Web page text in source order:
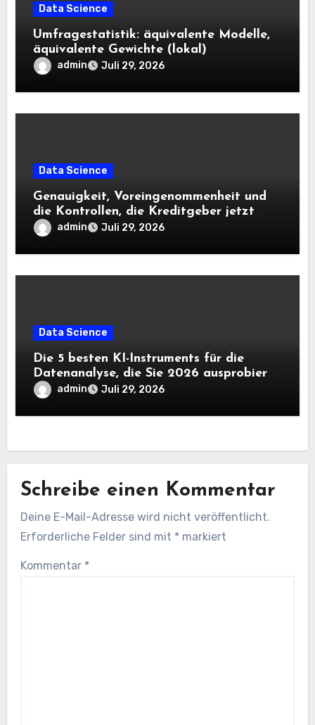
Data Science
Umfragestatistik: äquivalente Modelle,
äquivalente Gewichte (lokal)
admin Juli 29, 2026
Data Science
Genauigkeit, Voreingenommenheit und
die Kontrollen, die Kreditgeber jetzt
benötigen |
admin Juli 29, 2026
Data Science
Die 5 besten KI-Instruments für die
Datenanalyse, die Sie 2026 ausprobieren
solltenadmin Juli 29, 2026
Schreibe einen Kommentar
Deine E-Mail-Adresse wird nicht veröffentlicht.
Erforderliche Felder sind mit * markiert
Kommentar *